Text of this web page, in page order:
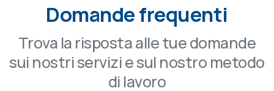
Domande frequenti
Trova la risposta alle tue domande
sui nostri servizi e sul nostro metodo
di lavoro